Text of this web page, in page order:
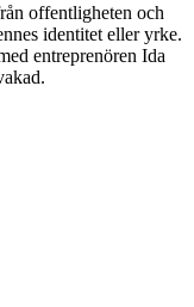
offentligheten och
identitet eller yrke.
entreprenören Ida